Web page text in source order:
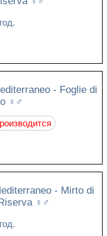
- Foglie di
♀♂
- Mirto di
♀♂